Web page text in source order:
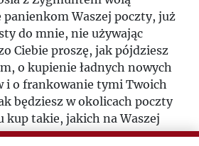
panienkom Waszej poczty, już
do mnie, nie używając
Ciebie proszę, jak pójdziesz
o kupienie ładnych nowych
i o frankowanie tymi Twoich
będziesz w okolicach poczty
kup takie, jakich na Waszej